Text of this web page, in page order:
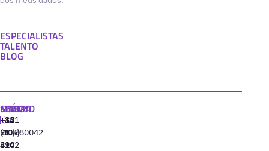
ESPECIALISTAS
TALENTO
BLOG
MADRID
+34
91
310
MIAMI
+1
(305)
424
SEÚL
+82
(10)
8942
LISBOA
‪+351
213880042